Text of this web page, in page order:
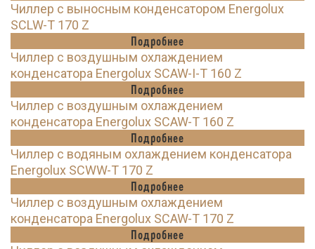
Чиллер с выносным конденсатором Energolux
SCLW-T 170 Z
Подробнее
Чиллер с воздушным охлаждением
конденсатора Energolux SCAW-I-T 160 Z
Подробнее
Чиллер с воздушным охлаждением
конденсатора Energolux SCAW-T 160 Z
Подробнее
Чиллер с водяным охлаждением конденсатора
Energolux SCWW-T 170 Z
Подробнее
Чиллер с воздушным охлаждением
конденсатора Energolux SCAW-T 170 Z
Подробнее